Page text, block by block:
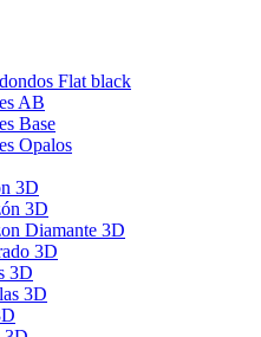
Flat black
AB
Base
Opalos
3D
3D
Diamante 3D
3D
3D
3D